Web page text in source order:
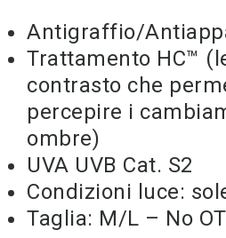
Antigraffio/
Trattamento HC™
contrasto che
percepire i
ombre)
UVA UVB Cat. S2
Condizioni luce:
Taglia: M/L – No